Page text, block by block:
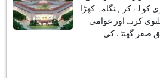
کو راجیہ سبھا میں
لے کر ہنگامہ کھڑا
کرنے اور عوامی
صفر گھنٹے کی